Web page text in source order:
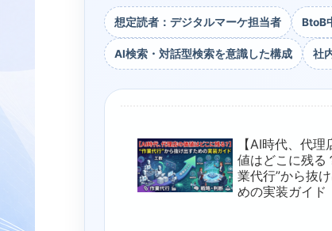
想定読者：デジタルマーケ担当者 BtoB
AI検索・対話型検索を意識した構成 社
【AI時代、代理
値はどこに残る
業代行”から抜
めの実装ガイド